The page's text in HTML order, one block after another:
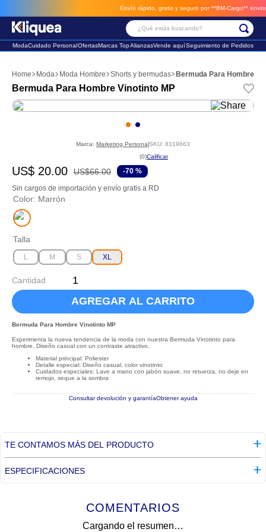
Envío rápido, gratis y seguro por **BM-Cargo** envios a
¿Qué estás buscando?
ModaCuidado PersonalOfertasMarcas TopAlianzasVende aquíSeguimiento de Pedidos
Moda Moda Hombre Shorts y bermudas Bermuda Para Hombre
Bermuda Para Hombre Vinotinto MP
Marca: Marketing PersonalSKU: 8319663
☆
(0)
US$ 20.00 US$66.00 -70 %
Sin cargos de importación y envío gratis a RD
Color: Marrón
Talla
L M S XL
Cantidad
AGREGAR AL CARRITO
Bermuda Para Hombre Vinotinto MP
Experimenta la nueva tendencia de la moda con nuestra Bermuda Vinotinto para
hombre. Diseño casual con un contraste atractivo.
Material principal: Poliester
Detalle especial: Diseño casual, color vinotinto
Cuidados especiales: Lave a mano con jabón suave, no retuerza, no deje en
remojo, seque a la sombra
Consultar devolución y garantíaObtener ayuda
TE CONTAMOS MÁS DEL PRODUCTO
ESPECIFICACIONES
COMENTARIOS
Cargando el resumen…
2. sandalia